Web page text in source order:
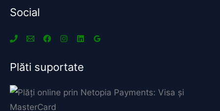
Social
Plăti suportate